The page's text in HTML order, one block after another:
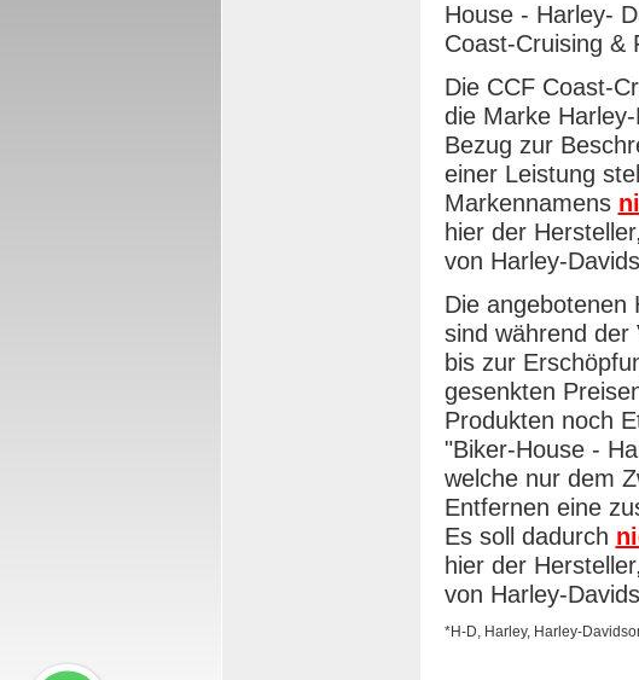
House - Harley-
Coast-Cruising &
Die CCF Coast-
die Marke
Bezug zur
einer Leistung
Markennamens
hier der
von Harley-
Die angebotenen
sind während der
bis zur
gesenkten
Produkten noch
"Biker-House -
welche nur dem
Entfernen eine
Es soll dadurch
hier der
von Harley-
*H-D, Harley, Harley-